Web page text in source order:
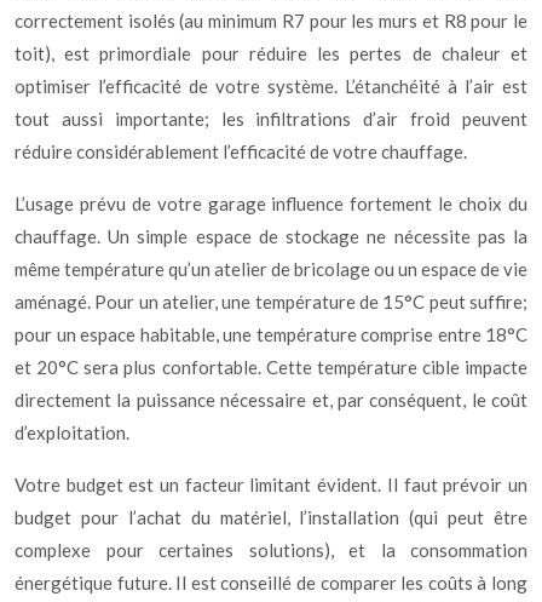
correctement isolés (au minimum R7 pour les murs et R8 pour le
toit), est primordiale pour réduire les pertes de chaleur et
optimiser l’efficacité de votre système. L’étanchéité à l’air est
tout aussi importante; les infiltrations d’air froid peuvent
réduire considérablement l’efficacité de votre chauffage.
L’usage prévu de votre garage influence fortement le choix du
chauffage. Un simple espace de stockage ne nécessite pas la
même température qu’un atelier de bricolage ou un espace de vie
aménagé. Pour un atelier, une température de 15°C peut suffire;
pour un espace habitable, une température comprise entre 18°C
et 20°C sera plus confortable. Cette température cible impacte
directement la puissance nécessaire et, par conséquent, le coût
d’exploitation.
Votre budget est un facteur limitant évident. Il faut prévoir un
budget pour l’achat du matériel, l’installation (qui peut être
complexe pour certaines solutions), et la consommation
énergétique future. Il est conseillé de comparer les coûts à long